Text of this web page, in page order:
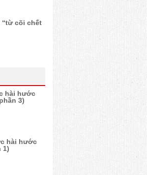
cõi chết
hài hước
3)
hài hước
1)